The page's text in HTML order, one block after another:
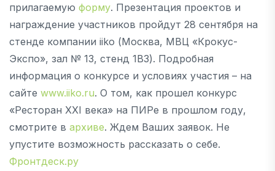
прилагаемую форму. Презентация проектов и
награждение участников пройдут 28 сентября на
стенде компании iiko (Москва, МВЦ «Крокус-
Экспо», зал № 13, стенд 1В3). Подробная
информация о конкурсе и условиях участия – на
сайте www.iiko.ru. О том, как прошел конкурс
«Ресторан XXI века» на ПИРе в прошлом году,
смотрите в архиве. Ждем Ваших заявок. Не
упустите возможность рассказать о себе.
Фронтдеск.ру